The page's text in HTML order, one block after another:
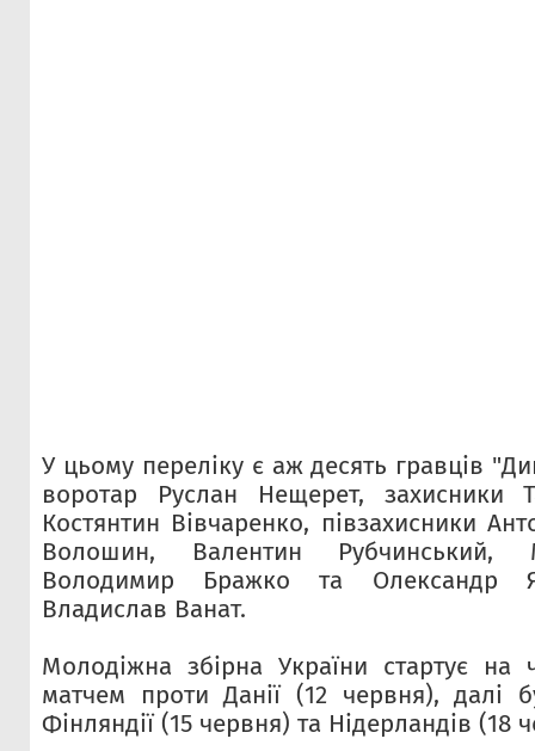
У цьому переліку є аж десять гравців
воротар Руслан Нещерет, захисники
Костянтин Вівчаренко, півзахисники
Волошин, Валентин Рубчинський,
Володимир Бражко та Олександр
Владислав Ванат.
Молодіжна збірна України стартує на
матчем проти Данії (12 червня), далі
Фінляндії (15 червня) та Нідерландів (18